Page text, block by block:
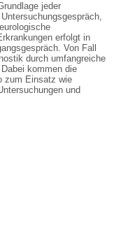
jeder
erfolgt in
Von Fall
durch umfangreiche
kommen die
zum Einsatz wie
und